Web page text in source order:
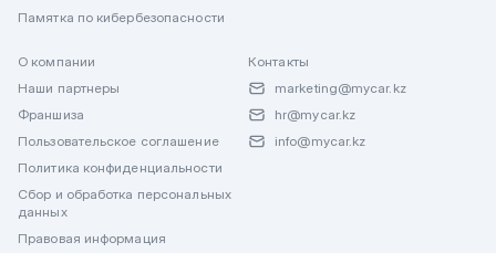
Памятка по кибербезопасности
О компании
Наши партнеры
Франшиза
Пользовательское соглашение
Политика конфиденциальности
Сбор и обработка персональных
данных
Правовая информация
Контакты
marketing@mycar.kz
hr@mycar.kz
info@mycar.kz